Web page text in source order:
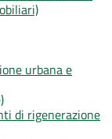
urbana e
di rigenerazione